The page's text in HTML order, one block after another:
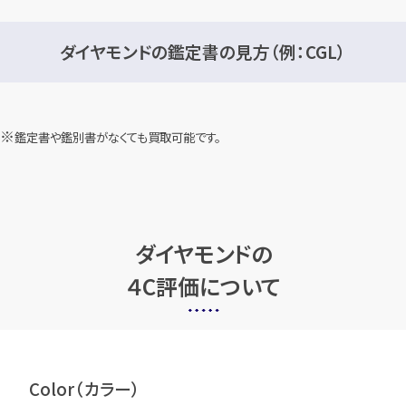
ダイヤモンドの鑑定書の見方（例：CGL）
鑑定書や鑑別書がなくても買取可能です。
ダイヤモンドの
４C評価について
Color（カラー）